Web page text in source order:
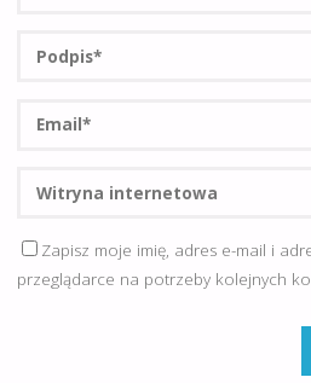
Zapisz moje imię, adres e-mail i
przeglądarce na potrzeby kolejnych